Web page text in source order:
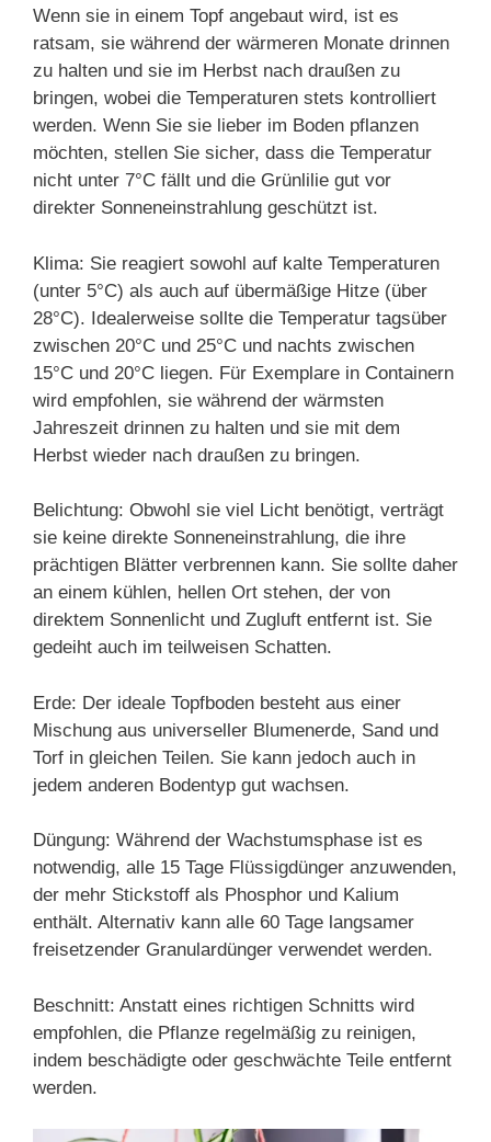
Wenn sie in einem Topf angebaut wird, ist es
ratsam, sie während der wärmeren Monate drinnen
zu halten und sie im Herbst nach draußen zu
bringen, wobei die Temperaturen stets kontrolliert
werden. Wenn Sie sie lieber im Boden pflanzen
möchten, stellen Sie sicher, dass die Temperatur
nicht unter 7°C fällt und die Grünlilie gut vor
direkter Sonneneinstrahlung geschützt ist.
Klima: Sie reagiert sowohl auf kalte Temperaturen
(unter 5°C) als auch auf übermäßige Hitze (über
28°C). Idealerweise sollte die Temperatur tagsüber
zwischen 20°C und 25°C und nachts zwischen
15°C und 20°C liegen. Für Exemplare in Containern
wird empfohlen, sie während der wärmsten
Jahreszeit drinnen zu halten und sie mit dem
Herbst wieder nach draußen zu bringen.
Belichtung: Obwohl sie viel Licht benötigt, verträgt
sie keine direkte Sonneneinstrahlung, die ihre
prächtigen Blätter verbrennen kann. Sie sollte daher
an einem kühlen, hellen Ort stehen, der von
direktem Sonnenlicht und Zugluft entfernt ist. Sie
gedeiht auch im teilweisen Schatten.
Erde: Der ideale Topfboden besteht aus einer
Mischung aus universeller Blumenerde, Sand und
Torf in gleichen Teilen. Sie kann jedoch auch in
jedem anderen Bodentyp gut wachsen.
Düngung: Während der Wachstumsphase ist es
notwendig, alle 15 Tage Flüssigdünger anzuwenden,
der mehr Stickstoff als Phosphor und Kalium
enthält. Alternativ kann alle 60 Tage langsamer
freisetzender Granulardünger verwendet werden.
Beschnitt: Anstatt eines richtigen Schnitts wird
empfohlen, die Pflanze regelmäßig zu reinigen,
indem beschädigte oder geschwächte Teile entfernt
werden.